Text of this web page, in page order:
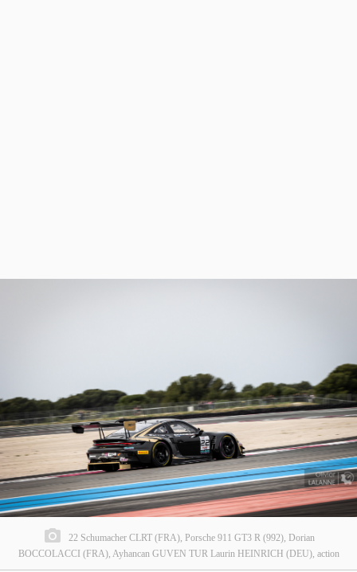
22 Schumacher CLRT (FRA), Porsche 911 GT3 R (992), Dorian
BOCCOLACCI (FRA), Ayhancan GUVEN TUR Laurin HEINRICH (DEU), action